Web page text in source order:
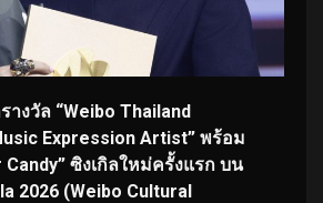
างวัล “Weibo Thailand
Expression Artist” พร้อม
Candy” ซิงเกิลใหม่ครั้งแรก บน
2026 (Weibo Cultural